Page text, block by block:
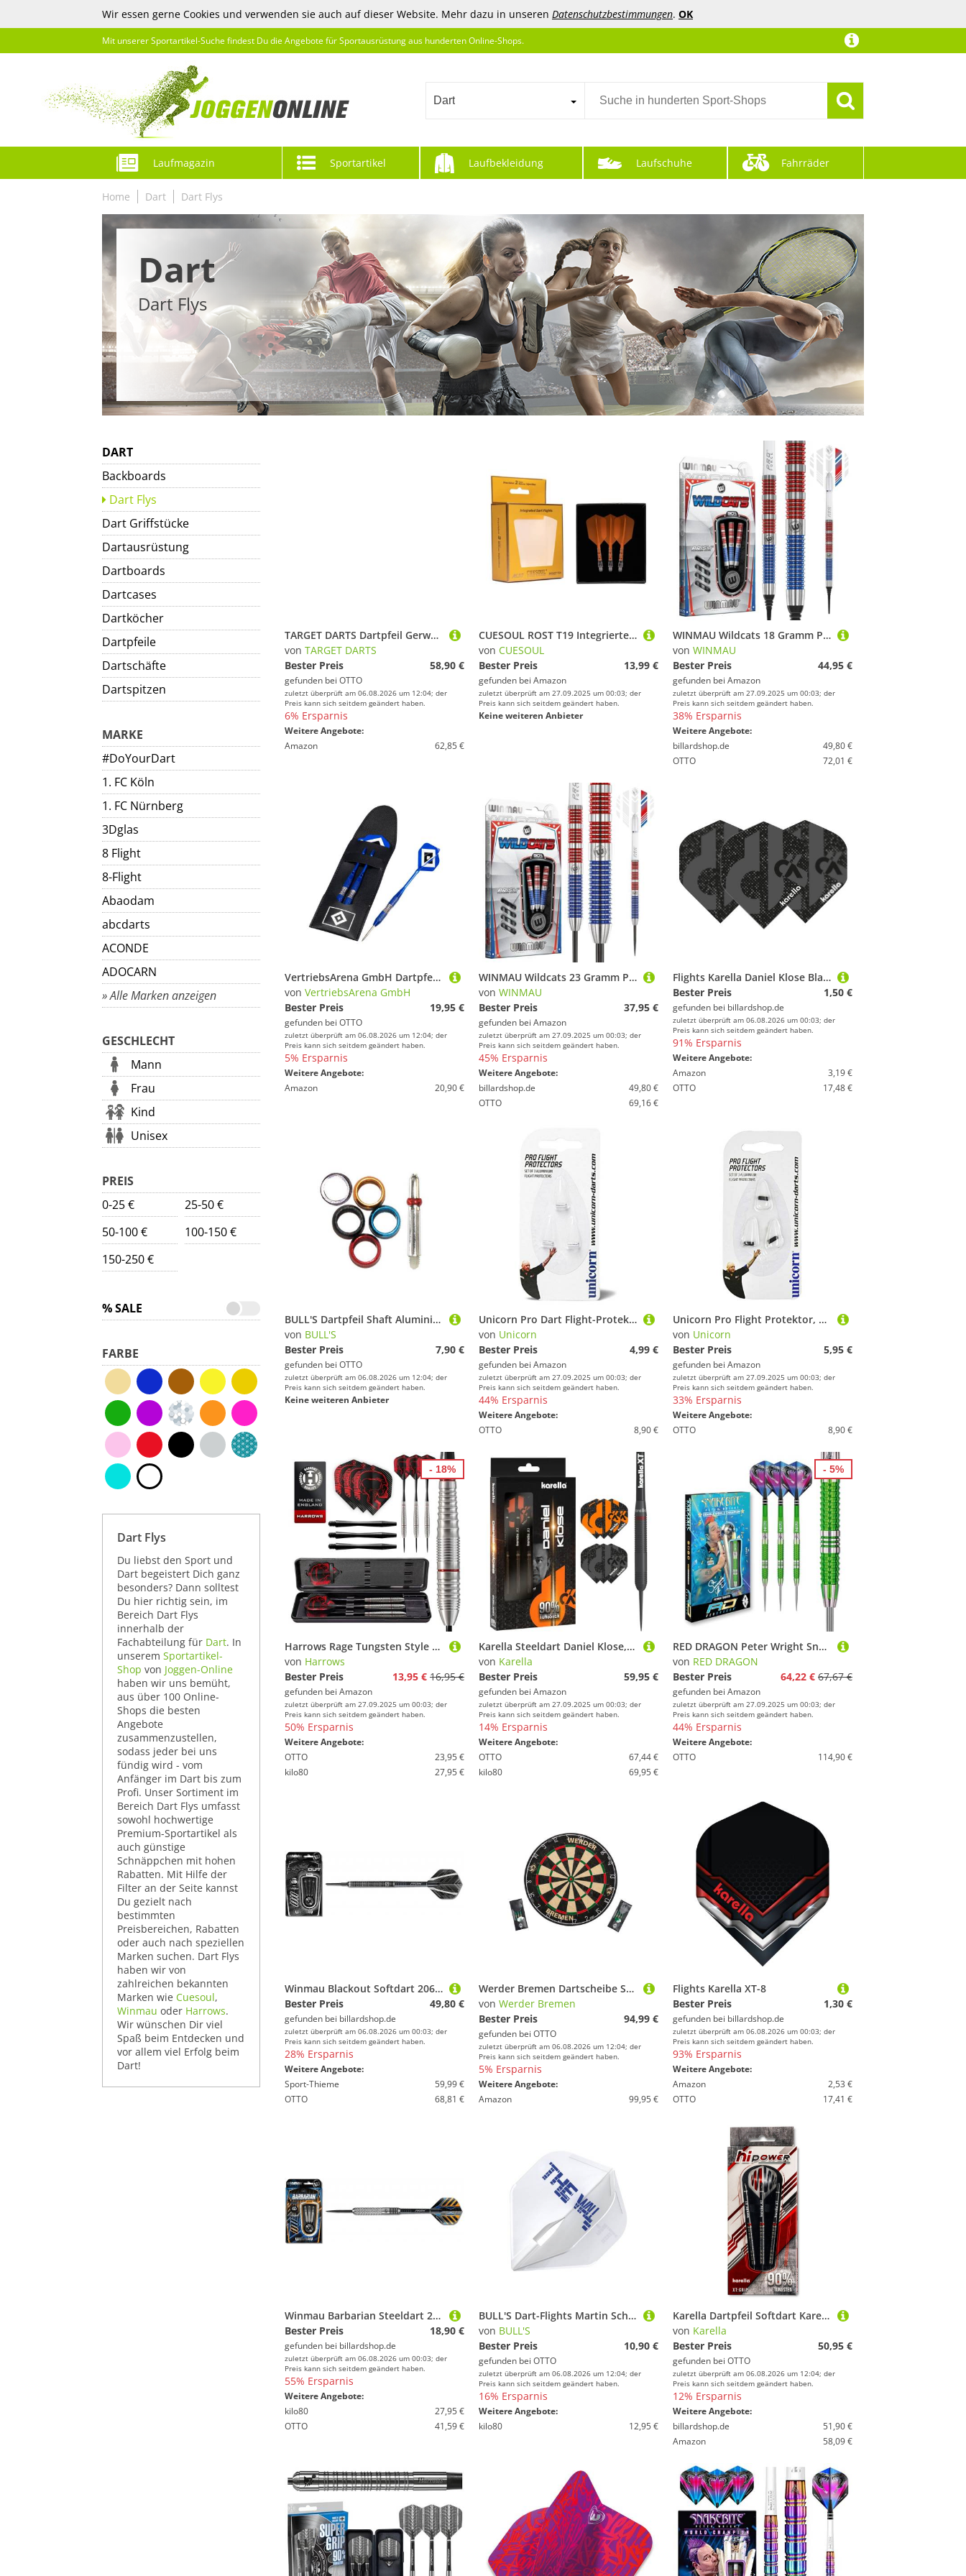
Wir essen gerne Cookies und verwenden sie auch auf dieser Website. Mehr dazu in unseren Datenschutzbestimmungen. OK
Mit unserer Sportartikel-Suche findest Du die Angebote für Sportausrüstung aus hunderten Online-Shops.
Dart
Laufmagazin Sportartikel Laufbekleidung Laufschuhe Fahrräder
Home Dart Dart Flys
Dart
Dart Flys
DART
Backboards
Dart Flys
Dart Griffstücke
Dartausrüstung
Dartboards
Dartcases
Dartköcher
Dartpfeile
Dartschäfte
Dartspitzen
MARKE
#DoYourDart
1. FC Köln
1. FC Nürnberg
3Dglas
8 Flight
8-Flight
Abaodam
abcdarts
ACONDE
ADOCARN
» Alle Marken anzeigen
GESCHLECHT
Mann
Frau
Kind
Unisex
PREIS
0-25 €
25-50 €
50-100 €
100-150 €
150-250 €
% SALE
FARBE
Dart Flys
Du liebst den Sport und
Dart begeistert Dich ganz
besonders? Dann solltest
Du hier richtig sein, im
Bereich Dart Flys
innerhalb der
Fachabteilung für Dart. In
unserem Sportartikel-
Shop von Joggen-Online
haben wir uns bemüht,
aus über 100 Online-
Shops die besten
Angebote
zusammenzustellen,
sodass jeder bei uns
fündig wird - vom
Anfänger im Dart bis zum
Profi. Unser Sortiment im
Bereich Dart Flys umfasst
sowohl hochwertige
Premium-Sportartikel als
auch günstige
Schnäppchen mit hohen
Rabatten. Mit Hilfe der
Filter an der Seite kannst
Du gezielt nach
bestimmten
Preisbereichen, Rabatten
oder auch nach speziellen
Marken suchen. Dart Flys
haben wir von
zahlreichen bekannten
Marken wie Cuesoul,
Winmau oder Harrows.
Wir wünschen Dir viel
Spaß beim Entdecken und
vor allem viel Erfolg beim
Dart!
TARGET DARTS Dartpfeil Gerwyn Price Iceman Challenger 18 gr Professional Tungsten Darts Set
von TARGET DARTS
Bester Preis
58,90 €
gefunden bei OTTO
zuletzt überprüft am 06.08.2026 um 12:04; der
Preis kann sich seitdem geändert haben.
6% Ersparnis
Weitere Angebote:
Amazon
62,85 €
CUESOUL ROST T19 Integrierter Dartschaft und Flight Slim Shape, 3er-Set
von CUESOUL
Bester Preis
13,99 €
gefunden bei Amazon
zuletzt überprüft am 27.09.2025 um 00:03; der
Preis kann sich seitdem geändert haben.
Keine weiteren Anbieter
WINMAU Wildcats 18 Gramm Profi Wolfram Softip Dartpfeile Set mit Flights und Schäfte
von WINMAU
Bester Preis
44,95 €
gefunden bei Amazon
zuletzt überprüft am 27.09.2025 um 00:03; der
Preis kann sich seitdem geändert haben.
38% Ersparnis
Weitere Angebote:
billardshop.de
49,80 €
OTTO
72,01 €
VertriebsArena GmbH Dartpfeil HSV Dartpfeile 3er Set im Etui
von VertriebsArena GmbH
Bester Preis
19,95 €
gefunden bei OTTO
zuletzt überprüft am 06.08.2026 um 12:04; der
Preis kann sich seitdem geändert haben.
5% Ersparnis
Weitere Angebote:
Amazon
20,90 €
WINMAU Wildcats 23 Gramm Profi Wolfram Steeltip Dartpfeile Set mit Flights und Schäfte
von WINMAU
Bester Preis
37,95 €
gefunden bei Amazon
zuletzt überprüft am 27.09.2025 um 00:03; der
Preis kann sich seitdem geändert haben.
45% Ersparnis
Weitere Angebote:
billardshop.de
49,80 €
OTTO
69,16 €
Flights Karella Daniel Klose Black Edition
Bester Preis
1,50 €
gefunden bei billardshop.de
zuletzt überprüft am 06.08.2026 um 00:03; der
Preis kann sich seitdem geändert haben.
91% Ersparnis
Weitere Angebote:
Amazon
3,19 €
OTTO
17,48 €
BULL'S Dartpfeil Shaft Aluminiumring schwarz
von BULL'S
Bester Preis
7,90 €
gefunden bei OTTO
zuletzt überprüft am 06.08.2026 um 12:04; der
Preis kann sich seitdem geändert haben.
Keine weiteren Anbieter
Unicorn Pro Dart Flight-Protektoren | leichtes Aluminium | Natur | 3 Stück pro Packung
von Unicorn
Bester Preis
4,99 €
gefunden bei Amazon
zuletzt überprüft am 27.09.2025 um 00:03; der
Preis kann sich seitdem geändert haben.
44% Ersparnis
Weitere Angebote:
OTTO
8,90 €
Unicorn Pro Flight Protektor, Schwarz, Einheitsgröße
von Unicorn
Bester Preis
5,95 €
gefunden bei Amazon
zuletzt überprüft am 27.09.2025 um 00:03; der
Preis kann sich seitdem geändert haben.
33% Ersparnis
Weitere Angebote:
OTTO
8,90 €
Harrows Rage Tungsten Style Darts | Steeldarts-Set mit Tragetasche | 21g, 22g, 23g & 24g| Enthält Speedline-Schäfte und 100-Mikron-Rage-Flights (21g)
von Harrows
Bester Preis
13,95 € 16,95 €
gefunden bei Amazon
zuletzt überprüft am 27.09.2025 um 00:03; der
Preis kann sich seitdem geändert haben.
50% Ersparnis
Weitere Angebote:
OTTO
23,95 €
kilo80
27,95 €
- 18%
Karella Steeldart Daniel Klose, 90% Tungsten, 24 g, 2 Flight Sets, 3 Pfeile mit Metallspitze, für Klassische Dartscheibe, Dartboard
von Karella
Bester Preis
59,95 €
gefunden bei Amazon
zuletzt überprüft am 27.09.2025 um 00:03; der
Preis kann sich seitdem geändert haben.
14% Ersparnis
Weitere Angebote:
OTTO
67,44 €
kilo80
69,95 €
RED DRAGON Peter Wright Snakebite Mamba 2: 22g Tungsten Darts mit Flights und Schäfte
von RED DRAGON
Bester Preis
64,22 € 67,67 €
gefunden bei Amazon
zuletzt überprüft am 27.09.2025 um 00:03; der
Preis kann sich seitdem geändert haben.
44% Ersparnis
Weitere Angebote:
OTTO
114,90 €
- 5%
Winmau Blackout Softdart 2061 18 g oder 20 g
Bester Preis
49,80 €
gefunden bei billardshop.de
zuletzt überprüft am 06.08.2026 um 00:03; der
Preis kann sich seitdem geändert haben.
28% Ersparnis
Weitere Angebote:
Sport-Thieme
59,99 €
OTTO
68,81 €
Werder Bremen Dartscheibe SV Werder Bremen Dart-Set Werder
von Werder Bremen
Bester Preis
94,99 €
gefunden bei OTTO
zuletzt überprüft am 06.08.2026 um 12:04; der
Preis kann sich seitdem geändert haben.
5% Ersparnis
Weitere Angebote:
Amazon
99,95 €
Flights Karella XT-8
Bester Preis
1,30 €
gefunden bei billardshop.de
zuletzt überprüft am 06.08.2026 um 00:03; der
Preis kann sich seitdem geändert haben.
93% Ersparnis
Weitere Angebote:
Amazon
2,53 €
OTTO
17,41 €
Winmau Barbarian Steeldart 2302 20 g, 22 g und 24 g
Bester Preis
18,90 €
gefunden bei billardshop.de
zuletzt überprüft am 06.08.2026 um 00:03; der
Preis kann sich seitdem geändert haben.
55% Ersparnis
Weitere Angebote:
kilo80
27,95 €
OTTO
41,59 €
BULL'S Dart-Flights Martin Schindler L-Style Pro Flight weiß, Dartflight Pro
von BULL'S
Bester Preis
10,90 €
gefunden bei OTTO
zuletzt überprüft am 06.08.2026 um 12:04; der
Preis kann sich seitdem geändert haben.
16% Ersparnis
Weitere Angebote:
kilo80
12,95 €
Karella Dartpfeil Softdart Karella HiPower schwarz, 90% Tungsten, 18g oder 20g
von Karella
Bester Preis
50,95 €
gefunden bei OTTO
zuletzt überprüft am 06.08.2026 um 12:04; der
Preis kann sich seitdem geändert haben.
12% Ersparnis
Weitere Angebote:
billardshop.de
51,90 €
Amazon
58,09 €